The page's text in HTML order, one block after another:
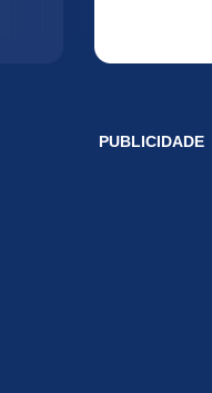
PUBLICIDADE